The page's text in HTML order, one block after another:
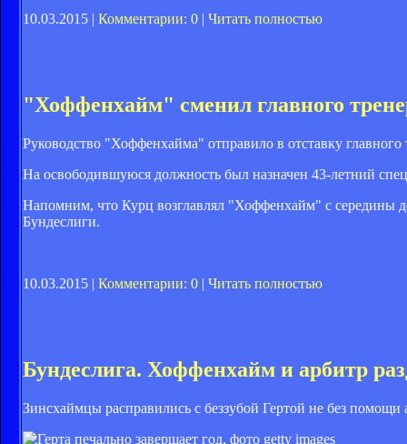
10.03.2015 | Комментарии: 0 | Читать полностью
"Хоффенхайм" сменил главного
Руководство "Хоффенхайма" отправило в отставку
На освободившуюся должность был назначен 43-летний
Напомним, что Курц возглавлял "Хоффенхайм" с середины
Бундеслиги.
10.03.2015 | Комментарии: 0 | Читать полностью
Бундеслига. Хоффенхайм и арбитр
Зинсхаймцы расправились с беззубой Гертой не без